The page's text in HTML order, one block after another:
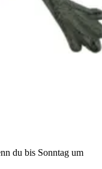
du bis Sonntag um